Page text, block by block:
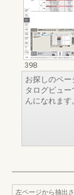
398
お探しのペ
タログビュ
んになれます
左ページから抽出